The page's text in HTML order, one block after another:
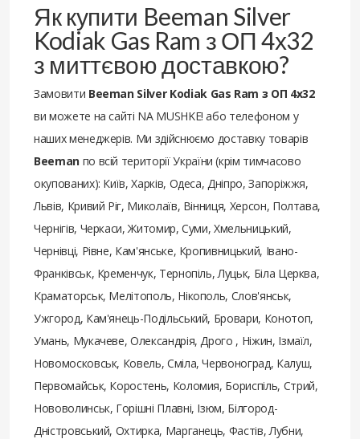
Як купити Beeman Silver
Kodiak Gas Ram з ОП 4х32
з миттєвою доставкою?
Замовити Beeman Silver Kodiak Gas Ram з ОП 4х32
ви можете на сайті NA MUSHKE! або телефоном у
наших менеджерів. Ми здійснюємо доставку товарів
Beemanпо всій території України (крім тимчасово
окупованих): Київ, Харків, Одеса, Дніпро, Запоріжжя,
Львів, Кривий Ріг, Миколаїв, Вінниця, Херсон, Полтава,
Чернігів, Черкаси, Житомир, Суми, Хмельницький,
Чернівці, Рівне, Кам'янське, Кропивницький, Івано-
Франківськ, Кременчук, Тернопіль, Луцьк, Біла Церква,
Краматорськ, Мелітополь, Нікополь, Слов'янськ,
Ужгород, Кам'янець-Подільський, Бровари, Конотоп,
Умань, Мукачеве, Олександрія, Дрого , Ніжин, Ізмаїл,
Новомосковськ, Ковель, Сміла, Червоноград, Калуш,
Первомайськ, Коростень, Коломия, Бориспіль, Стрий,
Нововолинськ, Горішні Плавні, Ізюм, Білгород-
Дністровський, Охтирка, Марганець, Фастів, Лубни,